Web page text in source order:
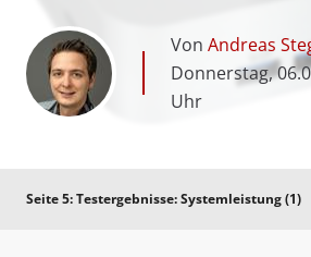
Von Andreas
Donnerstag,
Uhr
Seite 5:Testergebnisse: Systemleistung (1)